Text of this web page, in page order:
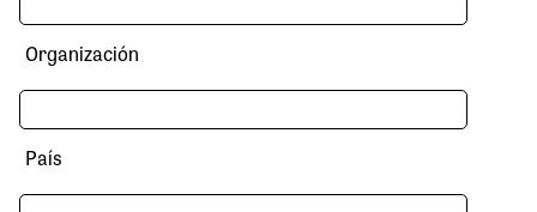
Organización
País